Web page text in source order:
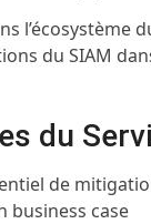
l’écosystème
du SIAM
du
de
business case